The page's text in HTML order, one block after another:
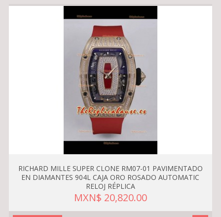
RICHARD MILLE SUPER CLONE RM07-01 PAVIMENTADO
EN DIAMANTES 904L CAJA ORO ROSADO AUTOMATIC
RELOJ RÉPLICA
MXN$ 20,820.00